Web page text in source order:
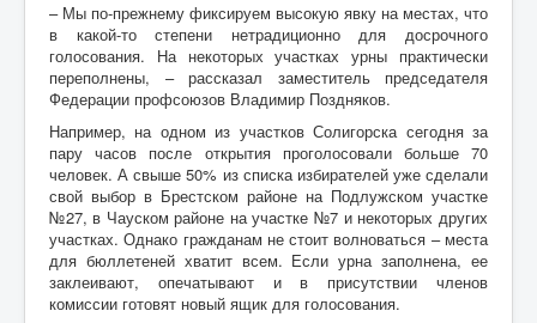
– Мы по-прежнему фиксируем высокую явку на местах, что
в какой-то степени нетрадиционно для досрочного
голосования. На некоторых участках урны практически
переполнены, – рассказал заместитель председателя
Федерации профсоюзов Владимир Поздняков.
Например, на одном из участков Солигорска сегодня за
пару часов после открытия проголосовали больше 70
человек. А свыше 50% из списка избирателей уже сделали
свой выбор в Брестском районе на Подлужском участке
№27, в Чауском районе на участке №7 и некоторых других
участках. Однако гражданам не стоит волноваться – места
для бюллетеней хватит всем. Если урна заполнена, ее
заклеивают, опечатывают и в присутствии членов
комиссии готовят новый ящик для голосования.